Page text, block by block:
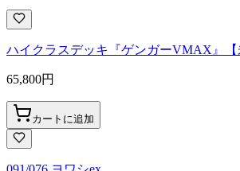
ハイクラスデッキ『ゲンガーVMAX』【
65,800円
カートに追加